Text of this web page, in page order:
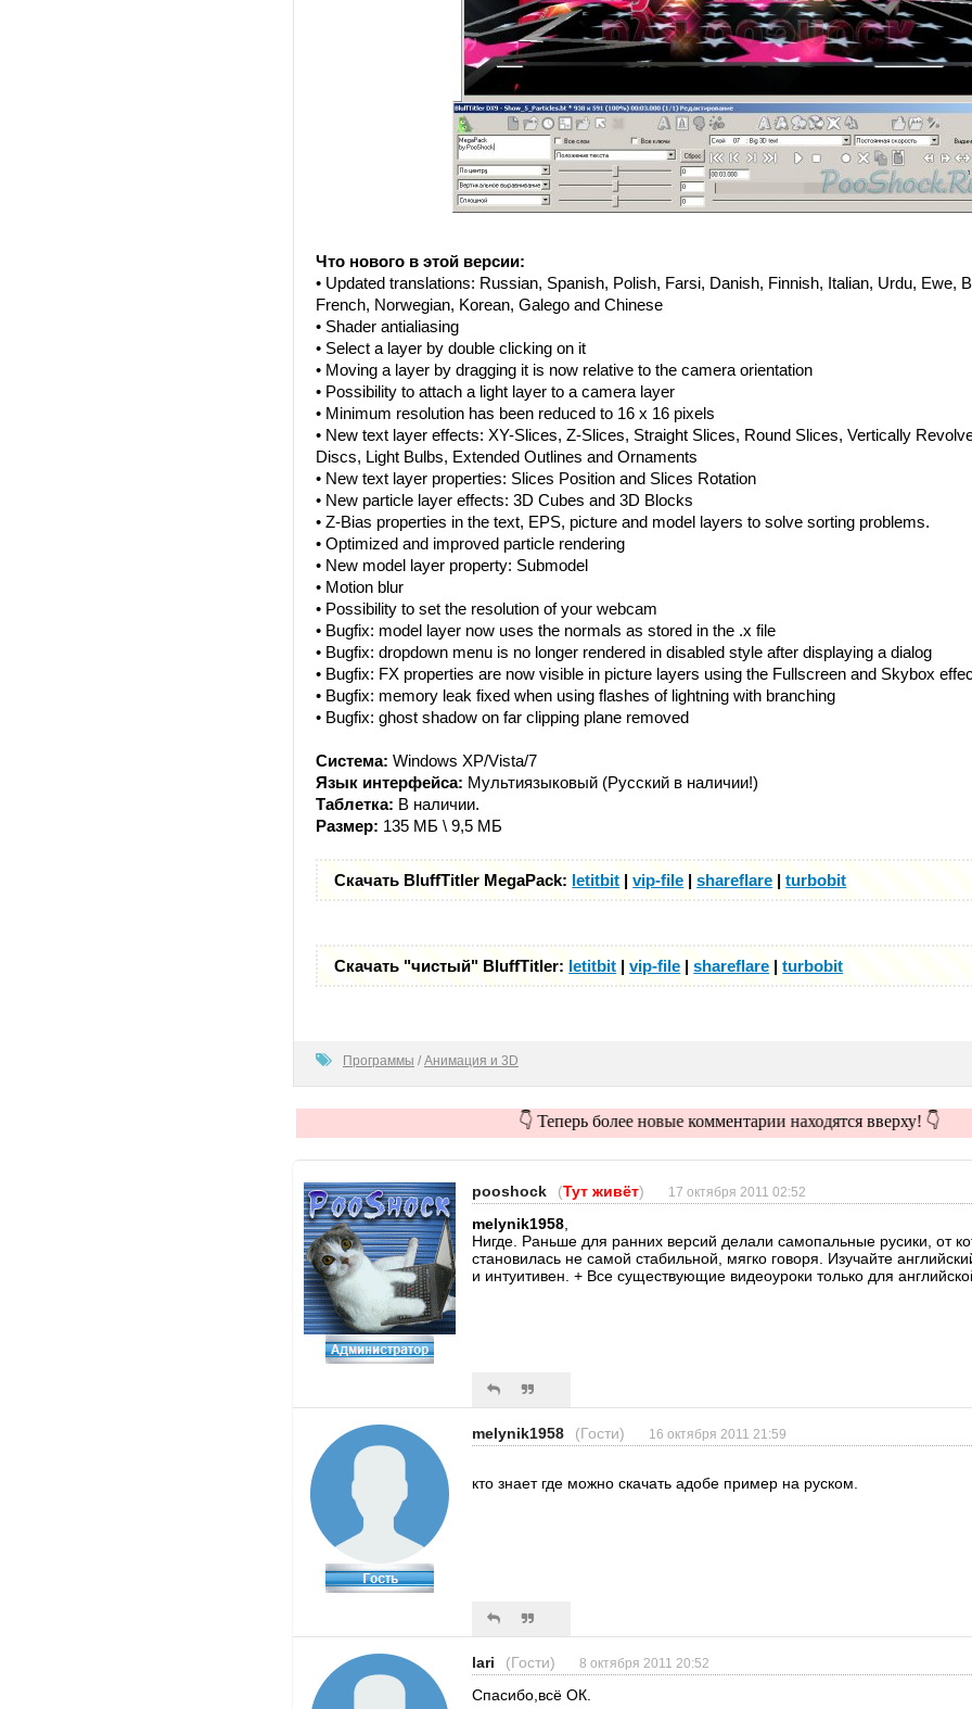
Что нового в этой версии:
• Updated translations: Russian, Spanish, Polish, Farsi, Danish, Finnish, Italian, Urdu, Ewe,
French, Norwegian, Korean, Galego and Chinese
• Shader antialiasing
• Select a layer by double clicking on it
• Moving a layer by dragging it is now relative to the camera orientation
• Possibility to attach a light layer to a camera layer
• Minimum resolution has been reduced to 16 x 16 pixels
• New text layer effects: XY-Slices, Z-Slices, Straight Slices, Round Slices, Vertically
Discs, Light Bulbs, Extended Outlines and Ornaments
• New text layer properties: Slices Position and Slices Rotation
• New particle layer effects: 3D Cubes and 3D Blocks
• Z-Bias properties in the text, EPS, picture and model layers to solve sorting problems.
• Optimized and improved particle rendering
• New model layer property: Submodel
• Motion blur
• Possibility to set the resolution of your webcam
• Bugfix: model layer now uses the normals as stored in the .x file
• Bugfix: dropdown menu is no longer rendered in disabled style after displaying a dialog
• Bugfix: FX properties are now visible in picture layers using the Fullscreen and Skybox
• Bugfix: memory leak fixed when using flashes of lightning with branching
• Bugfix: ghost shadow on far clipping plane removed
Система: Windows XP/Vista/7
Язык интерфейса: Мультиязыковый (Русский в наличии!)
Таблетка: В наличии.
Размер: 135 МБ \ 9,5 МБ
Скачать BluffTitler MegaPack: letitbit |vip-file |shareflare |turbobit
Скачать "чистый" BluffTitler: letitbit |vip-file |shareflare |turbobit
Программы / Анимация и 3D
👇 Теперь более новые комментарии находятся вверху! 👇
pooshock (Тут живёт) 17 октября 2011 02:52
melynik1958,
Нигде. Раньше для ранних версий делали самопальные русики, от
становилась не самой стабильной, мягко говоря. Изучайте
и интуитивен. + Все существующие видеоуроки только для
melynik1958 (Гости) 16 октября 2011 21:59
кто знает где можно скачать адобе пример на руском.
lari (Гости) 8 октября 2011 20:52
Спасибо,всё ОК.